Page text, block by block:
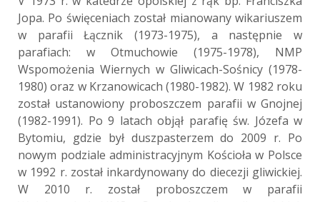
Jopa. Po święceniach został mianowany wikariuszem
w parafii Łącznik (1973-1975), a następnie w
parafiach: w Otmuchowie (1975-1978), NMP
Wspomożenia Wiernych w Gliwicach-Sośnicy (1978-
1980) oraz w Krzanowicach (1980-1982). W 1982 roku
został ustanowiony proboszczem parafii w Gnojnej
(1982-1991). Po 9 latach objął parafię św. Józefa w
Bytomiu, gdzie był duszpasterzem do 2009 r. Po
nowym podziale administracyjnym Kościoła w Polsce
w 1992 r. został inkardynowany do diecezji gliwickiej.
W 2010 r. został proboszczem w parafii